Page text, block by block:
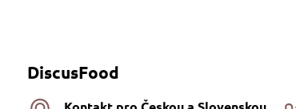
DiscusFood